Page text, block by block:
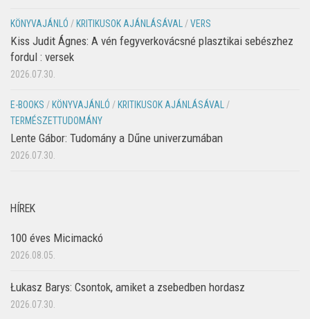
KÖNYVAJÁNLÓ / KRITIKUSOK AJÁNLÁSÁVAL/VERS
Kiss Judit Ágnes: A vén fegyverkovácsné plasztikai sebészhez
fordul : versek
2026.07.30.
E-BOOKS / KÖNYVAJÁNLÓ / KRITIKUSOK AJÁNLÁSÁVAL/
TERMÉSZETTUDOMÁNY
Lente Gábor: Tudomány a Dűne univerzumában
2026.07.30.
HÍREK
100 éves Micimackó
2026.08.05.
Łukasz Barys: Csontok, amiket a zsebedben hordasz
2026.07.30.